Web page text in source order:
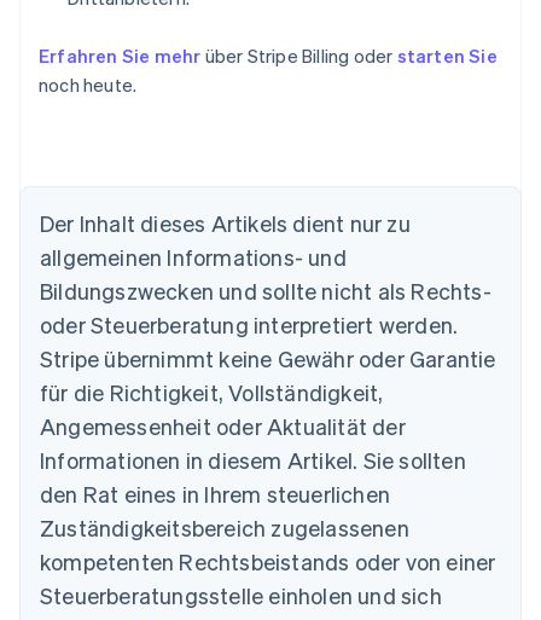
Erfahren Sie mehr über Stripe Billing oder starten Sie
noch heute.
Der Inhalt dieses Artikels dient nur zu
allgemeinen Informations- und
Bildungszwecken und sollte nicht als Rechts-
oder Steuerberatung interpretiert werden.
Stripe übernimmt keine Gewähr oder Garantie
für die Richtigkeit, Vollständigkeit,
Angemessenheit oder Aktualität der
Informationen in diesem Artikel. Sie sollten
den Rat eines in Ihrem steuerlichen
Zuständigkeitsbereich zugelassenen
kompetenten Rechtsbeistands oder von einer
Steuerberatungsstelle einholen und sich
Australien
English
Belgien
Brasilien
PortuguêsEnglish
Bulgarien
English
Dänemark
English
DeutschEnglish
Estland
English
Festlandchina
简体中文English